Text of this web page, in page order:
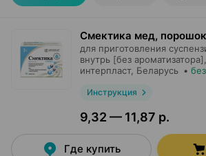
Смектика мед, порошок
для приготовления
внутрь [без ароматизатора],
интерпласт, Беларусь •
Инструкция
9,32 — 11,87 р.
Где купить